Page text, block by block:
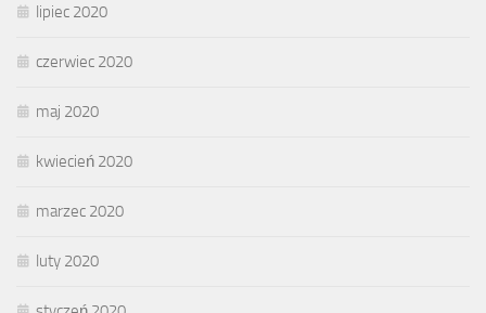
lipiec 2020
czerwiec 2020
maj 2020
kwiecień 2020
marzec 2020
luty 2020